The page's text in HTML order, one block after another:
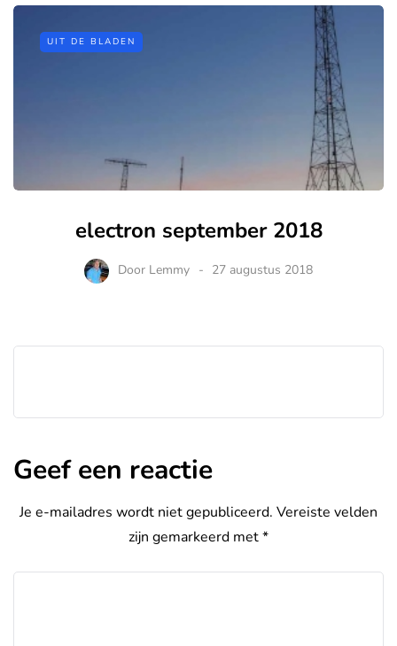
UIT DE BLADEN
electron september 2018
Door Lemmy 27 augustus 2018
Geef een reactie
Je e-mailadres wordt niet gepubliceerd. Vereiste velden
zijn gemarkeerd met*